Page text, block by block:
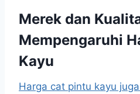
Merek dan
Mempengaruhi
Kayu
Harga cat pintu kayu